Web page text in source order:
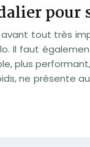
pour
avant tout très
Il faut
plus
ne présente